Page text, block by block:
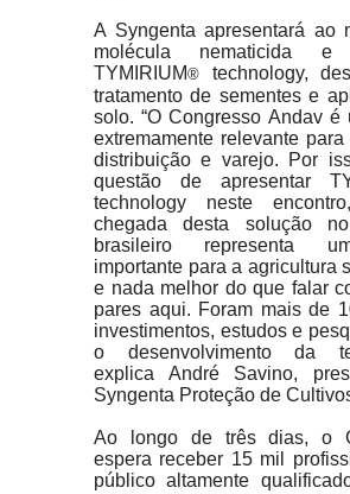
A Syngenta apresentará ao
molécula nematicida e
TYMIRIUM® technology,
tratamento de sementes e
solo. “O Congresso Andav é
extremamente relevante
distribuição e varejo. Por
questão de apresentar
technology neste
chegada desta solução
brasileiro representa
importante para a agricultura
e nada melhor do que falar
pares aqui. Foram mais de
investimentos, estudos e
o desenvolvimento da
explica André Savino,
Syngenta Proteção de
Ao longo de três dias, o
espera receber 15 mil
público altamente